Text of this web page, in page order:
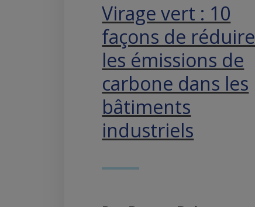
Virage vert : 10
façons de réduire
les émissions de
carbone dans les
bâtiments
industriels